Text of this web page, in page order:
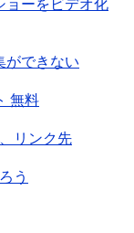
ョーをビデオ化
ができない
無料
リンク先
う